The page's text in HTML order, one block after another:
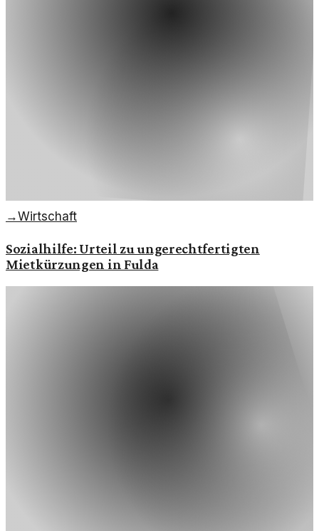
→Wirtschaft
Sozialhilfe: Urteil zu ungerechtfertigten
Mietkürzungen in Fulda